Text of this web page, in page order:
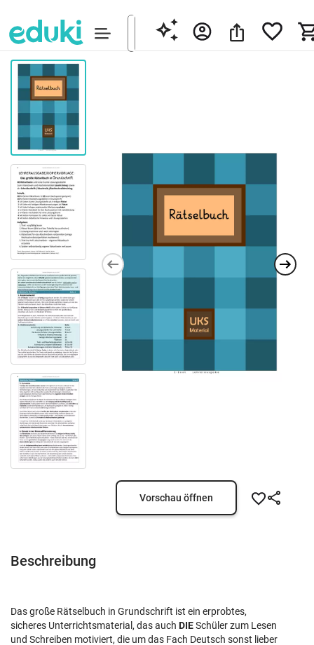
Vorschau öffnen
Beschreibung
Das große Rätselbuch in Grundschrift ist ein erprobtes,
sicheres Unterrichtsmaterial, das auch DIESchüler zum Lesen
und Schreiben motiviert, die um das Fach Deutsch sonst lieber